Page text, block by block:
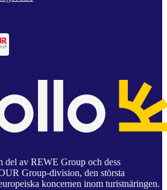
del av REWE Group och dess
Group-division, den största
koncernen inom turistnäringen.